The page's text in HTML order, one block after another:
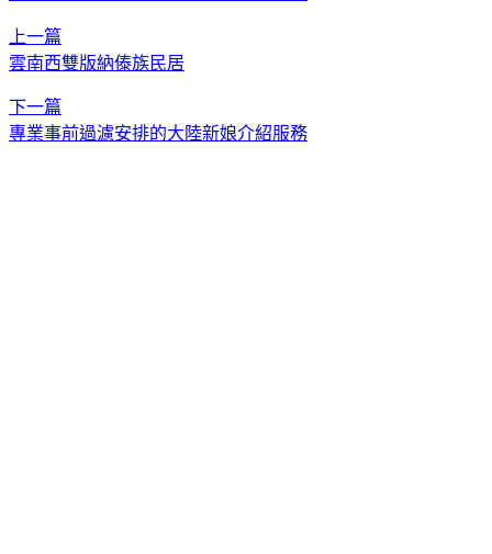
上一篇
雲南西雙版納傣族民居
下一篇
專業事前過濾安排的大陸新娘介紹服務